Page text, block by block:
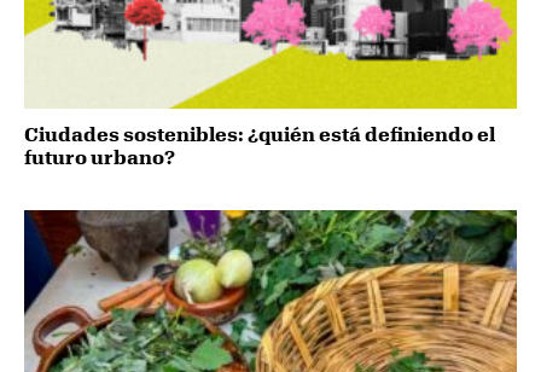
Ciudades sostenibles: ¿quién está definiendo el
futuro urbano?